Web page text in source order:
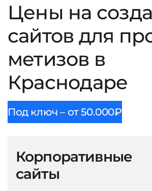
Цены на
сайтов для
метизов в
Краснодаре
Под ключ – от 50.000₽
Корпоративные
сайты